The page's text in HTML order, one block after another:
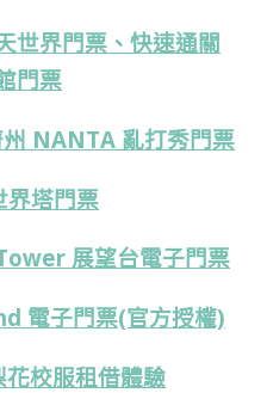
世界門票、快速通關
門票
NANTA 亂打秀門票
界塔門票
展望台電子門票
電子門票(官方授權)
校服租借體驗